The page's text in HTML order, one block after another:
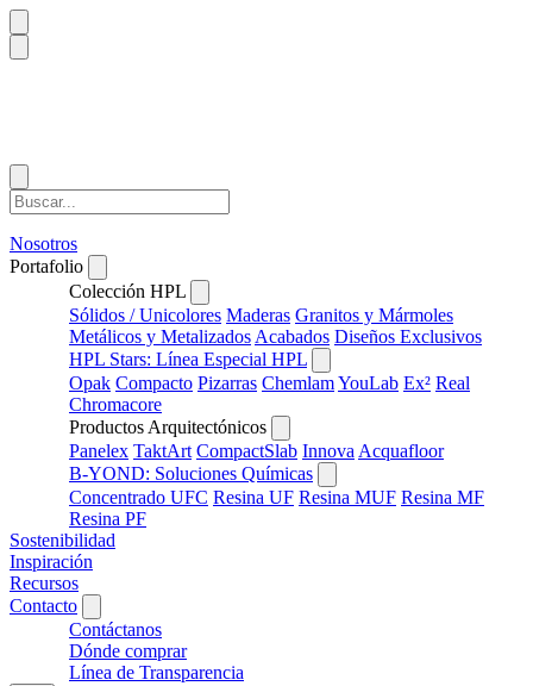
Nosotros
Portafolio
Colección HPL
Sólidos / Unicolores Maderas Granitos y Mármoles
Metálicos y Metalizados Acabados Diseños Exclusivos
HPL Stars: Línea Especial HPL
Opak Compacto Pizarras ChemlamYouLab Ex² Real
Chromacore
Productos Arquitectónicos
Panelex TaktArt CompactSlab Innova Acquafloor
B-YOND: Soluciones Químicas
Concentrado UFC Resina UF Resina MUF Resina MF
Resina PF
Sostenibilidad
Inspiración
Recursos
Contacto
Contáctanos
Dónde comprar
Línea de Transparencia